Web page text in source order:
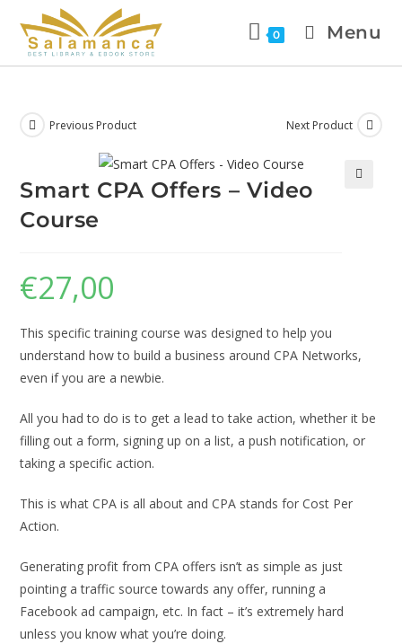
0 Menu
Previous Product Next Product
Smart CPA Offers – Video
Course
€27,00
This specific training course was designed to help you
understand how to build a business around CPA Networks,
even if you are a newbie.
All you had to do is to get a lead to take action, whether it be
filling out a form, signing up on a list, a push notification, or
taking a specific action.
This is what CPA is all about and CPA stands for Cost Per
Action.
Generating profit from CPA offers isn’t as simple as just
pointing a traffic source towards any offer, running a
Facebook ad campaign, etc. In fact – it’s extremely hard
unless you know what you’re doing.